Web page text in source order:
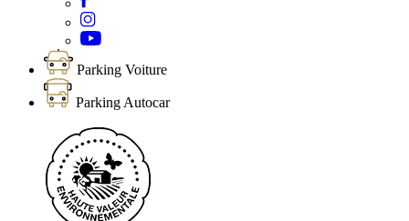
Parking Voiture
Parking Autocar